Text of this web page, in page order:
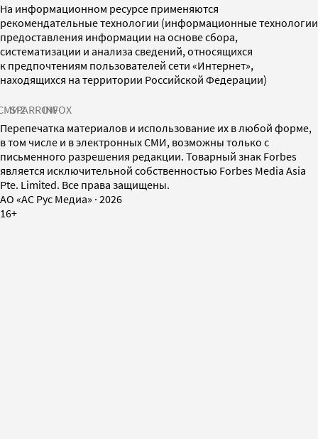
На информационном ресурсе применяются
рекомендательные технологии (информационные технологии
предоставления информации на основе сбора,
систематизации и анализа сведений, относящихся
к предпочтениям пользователей сети «Интернет»,
находящихся на территории Российской Федерации)
SPARROWINFOX
Перепечатка материалов и использование их в любой форме,
в том числе и в электронных СМИ, возможны только с
письменного разрешения редакции. Товарный знак Forbes
является исключительной собственностью Forbes Media Asia
Pte. Limited. Все права защищены.
AO «АС Рус Медиа» · 2026
16+